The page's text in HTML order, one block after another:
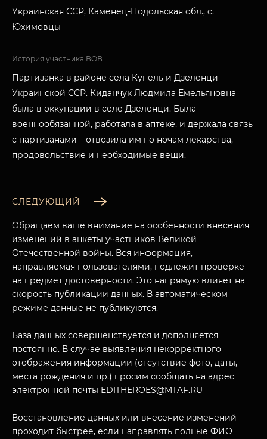
МУЗЕЙНЫЙ КОМПЛЕКС
ПОСЕТИТЕЛЯМ
О НАС
Украинская ССР, Каменец-Подольская обл., с.
Юхимовцы
История участника ВОВ
Партизанка в районе села Купель и Дзеленци
Украинской ССР. Киданчук Людмила Емельяновна
была в оккупации в селе Дзеленци. Была
военнообязанной, работала в аптеке, и держала связь
с партизанами – отвозила им по ночам лекарства,
продовольствие и необходимые вещи.
СЛЕДУЮЩИЙ
Обращаем ваше внимание на особенности внесения
изменений в анкеты участников Великой
Отечественной войны. Вся информация,
направляемая пользователями, подлежит проверке
на предмет достоверности. Это напрямую влияет на
скорость публикации данных. В автоматическом
режиме данные не публикуются.
База данных совершенствуется и дополняется
постоянно. В случае выявления некорректного
отображения информации (отсутствие фото, даты,
места рождения и пр.) просим сообщать на адрес
электронной почты EDITHEROES@MTAF.RU
Восстановление данных или внесение изменений
проходит быстрее, если направлять полные ФИО